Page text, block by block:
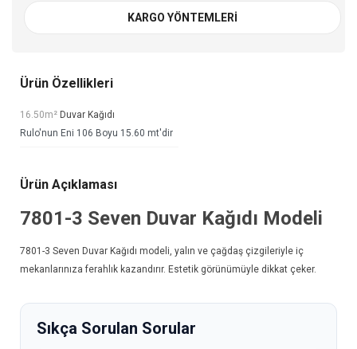
KARGO YÖNTEMLERI
Ürün Özellikleri
16.50m² Duvar Kağıdı
Rulo'nun Eni 106 Boyu 15.60 mt'dir
Ürün Açıklaması
7801-3 Seven Duvar Kağıdı Modeli
7801-3 Seven Duvar Kağıdı modeli, yalın ve çağdaş çizgileriyle iç
mekanlarınıza ferahlık kazandırır. Estetik görünümüyle dikkat çeker.
Sıkça Sorulan Sorular